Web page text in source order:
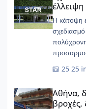
έλλειψη
Η κάτοψη
25
Αθήνα,
βροχές,